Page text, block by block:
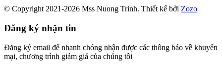
© Copyright 2021-2026 Mss Nuong Trinh. Thiết kế bởi Zozo
Đăng ký nhận tin
Đăng ký email để nhanh chóng nhận được các thông báo về khuyến
mại, chương trình giảm giá của chúng tôi